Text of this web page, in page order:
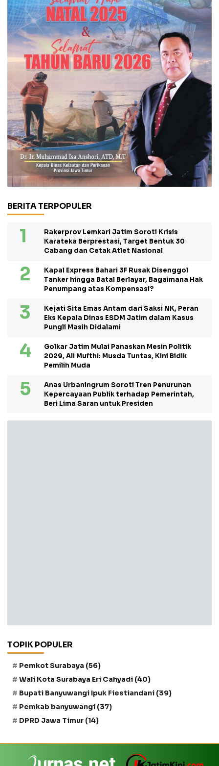
BERITA TERPOPULER
Rakerprov Lemkari Jatim Soroti Krisis
Karateka Berprestasi, Target Bentuk 30
Cabang dan Cetak Atlet Nasional
Kapal Express Bahari 3F Rusak Disenggol
Tanker hingga Batal Berlayar, Bagaimana Hak
Penumpang atas Kompensasi?
Kejati Sita Emas Antam dari Saksi NK, Peran
Eks Kepala Dinas ESDM Jatim dalam Kasus
Pungli Masih Didalami
Golkar Jatim Mulai Panaskan Mesin Politik
2029, Ali Mufthi: Musda Tuntas, Kini Bidik
Pemilih Muda
Anas Urbaningrum Soroti Tren Penurunan
Kepercayaan Publik terhadap Pemerintah,
Beri Lima Saran untuk Presiden
TOPIK POPULER
Pemkot Surabaya (56)
Wali Kota Surabaya Eri Cahyadi (40)
Bupati Banyuwangi Ipuk Fiestiandani (39)
Pemkab banyuwangi (37)
DPRD Jawa Timur (14)